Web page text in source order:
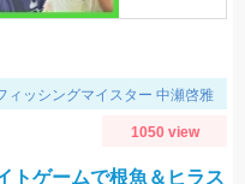
ィッシングマイスター 中瀬啓雅
1050 view
トゲームで根魚＆ヒラス